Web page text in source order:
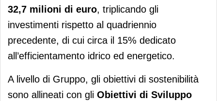
32,7 milioni di euro, triplicando gli
investimenti rispetto al quadriennio
precedente, di cui circa il 15% dedicato
all’efficientamento idrico ed energetico.
A livello di Gruppo, gli obiettivi di sostenibilità
sono allineati con gli Obiettivi di Sviluppo